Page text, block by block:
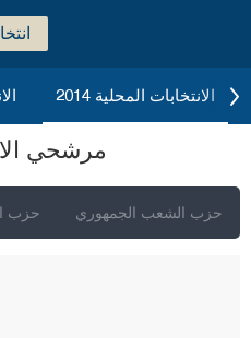
الانتخابات المحلية 2014
مرشحي
حزب حزب الشعب الجمهوري